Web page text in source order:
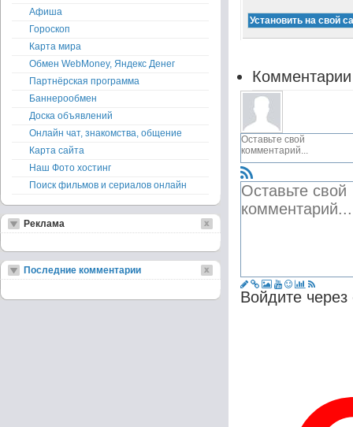
Войдите
Афиша
Гороскоп
Карта мира
Обмен WebMoney, Яндекс Денег
Партнёрская программа
Баннерообмен
Доска объявлений
Онлайн чат, знакомства, общение
Карта сайта
Наш Фото хостинг
Поиск фильмов и сериалов онлайн
Реклама
Последние комментарии